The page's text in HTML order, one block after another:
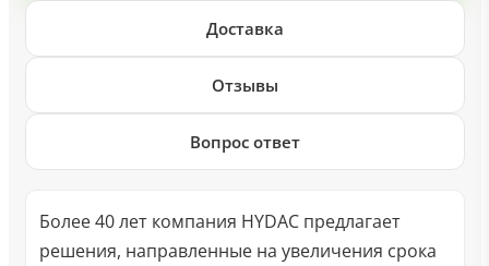
Доставка
Отзывы
Вопрос ответ
Более 40 лет компания HYDAC предлагает
решения, направленные на увеличения срока